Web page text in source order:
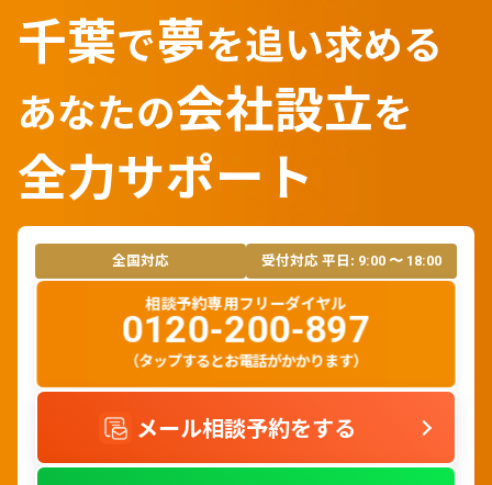
千葉で夢を追い求める
あなたの会社設立を
全力サポート
全国対応 受付対応 平日: 9:00 〜 18:00
相談予約専用フリーダイヤル
0120-200-897
（タップするとお電話がかかります）
メール相談予約をする